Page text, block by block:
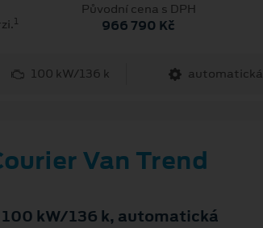
1
Původní cena s DPH
966 790 Kč
100 kW/136 k automatická
Van Trend
kW/136 k, automatická